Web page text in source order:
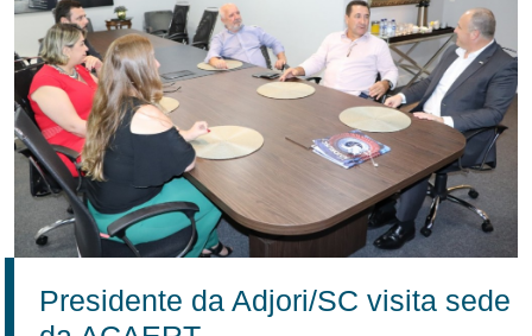
Presidente da Adjori/SC visita sede